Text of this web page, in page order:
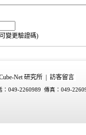
變更驗證碼)
Net 研究所 訪客留言
：049-2260989 傳真：049-